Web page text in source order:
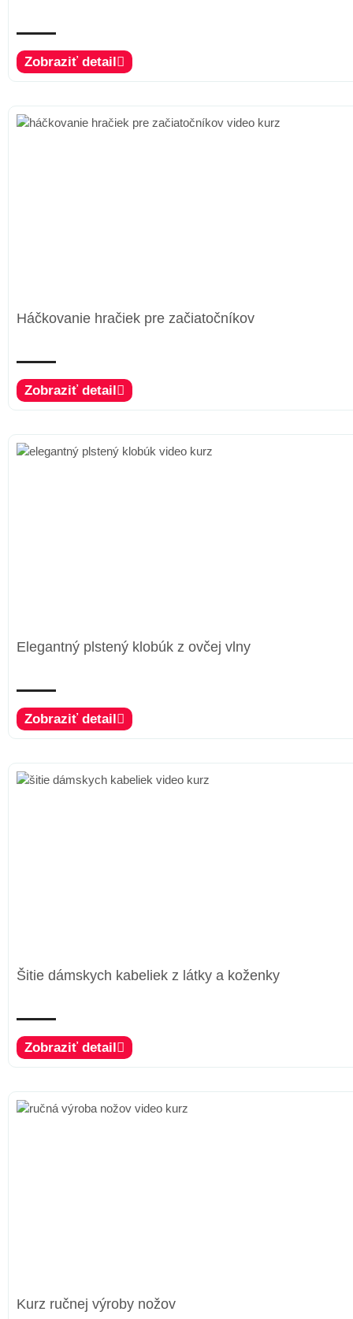
Zobraziť detail
Háčkovanie hračiek pre začiatočníkov
Zobraziť detail
Elegantný plstený klobúk z ovčej vlny
Zobraziť detail
Šitie dámskych kabeliek z látky a koženky
Zobraziť detail
Kurz ručnej výroby nožov